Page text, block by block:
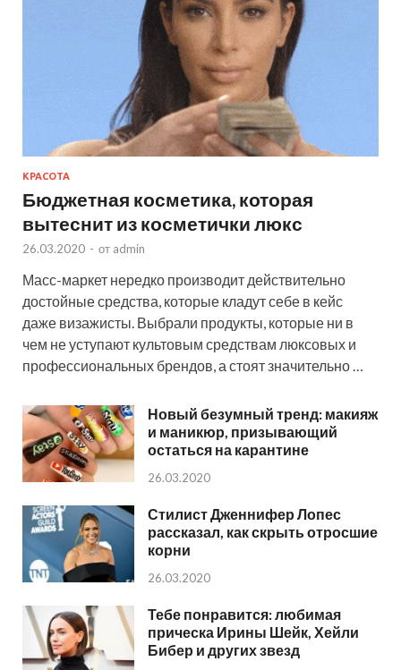
КРАСОТА
Бюджетная косметика, которая
вытеснит из косметички люкс
26.03.2020 - от admin
Масс-маркет нередко производит действительно
достойные средства, которые кладут себе в кейс
даже визажисты. Выбрали продукты, которые ни в
чем не уступают культовым средствам люксовых и
профессиональных брендов, а стоят значительно …
Новый безумный тренд: макияж
и маникюр, призывающий
остаться на карантине
26.03.2020
Стилист Дженнифер Лопес
рассказал, как скрыть отросшие
корни
26.03.2020
Тебе понравится: любимая
прическа Ирины Шейк, Хейли
Бибер и других звезд